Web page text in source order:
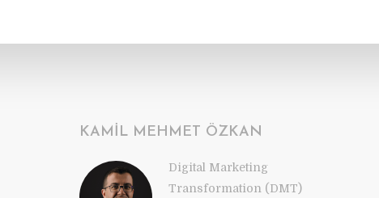
KAMIL MEHMET ÖZKAN
Digital Marketing
Transformation (DMT)